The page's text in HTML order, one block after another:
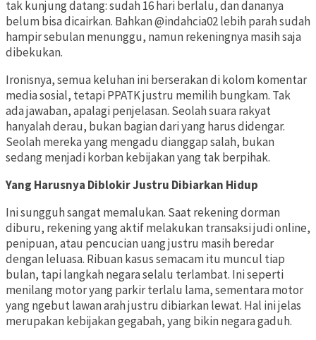
tak kunjung datang: sudah 16 hari berlalu, dan dananya
belum bisa dicairkan. Bahkan @indahcia02 lebih parah sudah
hampir sebulan menunggu, namun rekeningnya masih saja
dibekukan.
Ironisnya, semua keluhan ini berserakan di kolom komentar
media sosial, tetapi PPATK justru memilih bungkam. Tak
ada jawaban, apalagi penjelasan. Seolah suara rakyat
hanyalah derau, bukan bagian dari yang harus didengar.
Seolah mereka yang mengadu dianggap salah, bukan
sedang menjadi korban kebijakan yang tak berpihak.
Yang Harusnya Diblokir Justru Dibiarkan Hidup
Ini sungguh sangat memalukan. Saat rekening dorman
diburu, rekening yang aktif melakukan transaksi judi online,
penipuan, atau pencucian uang justru masih beredar
dengan leluasa. Ribuan kasus semacam itu muncul tiap
bulan, tapi langkah negara selalu terlambat. Ini seperti
menilang motor yang parkir terlalu lama, sementara motor
yang ngebut lawan arah justru dibiarkan lewat. Hal ini jelas
merupakan kebijakan gegabah, yang bikin negara gaduh.